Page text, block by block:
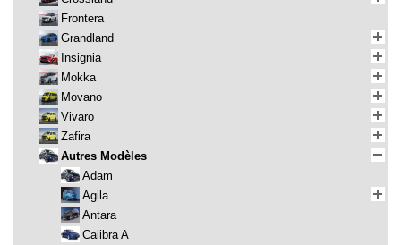
Frontera
Grandland
Insignia
Mokka
Movano
Vivaro
Zafira
Autres Modèles
Adam
Agila
Antara
Calibra A